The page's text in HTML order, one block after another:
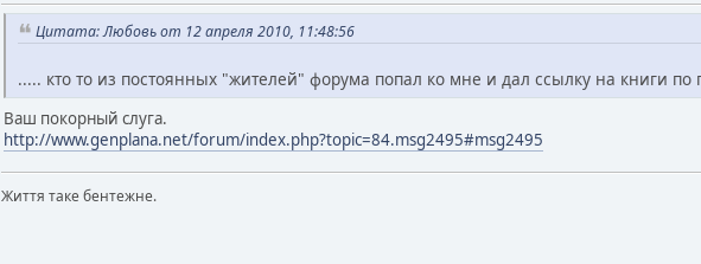
Цитата: Любовь от 12 апреля 2010, 11:48:56
..... кто то из постоянных "жителей" форума попал ко мне и дал ссылку на книги по
Ваш покорный слуга.
http://www.genplana.net/forum/index.php?topic=84.msg2495#msg2495
Життя таке бентежне.